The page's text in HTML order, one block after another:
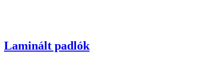
Laminált padlók